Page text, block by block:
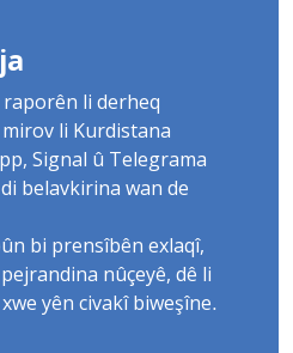
li derheq
li Kurdistana
Signal û Telegrama
belavkirina wan de
bi prensîbên exlaqî,
nûçeyê, dê li
yên civakî biweşîne.